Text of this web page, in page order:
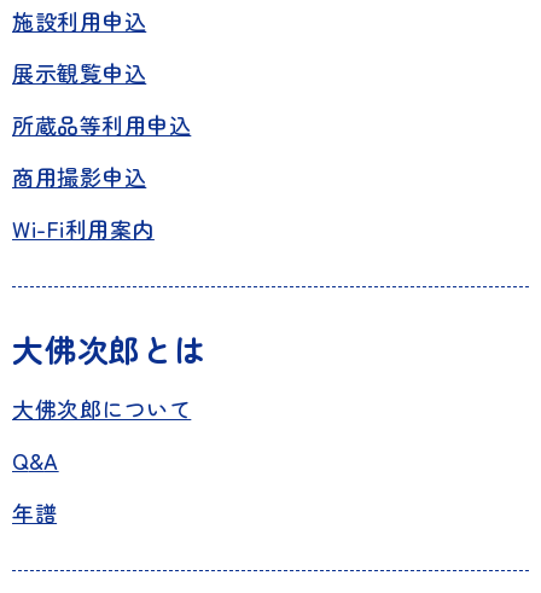
施設利用申込
展示観覧申込
所蔵品等利用申込
商用撮影申込
Wi-Fi利用案内
大佛次郎とは
大佛次郎について
Q&A
年譜